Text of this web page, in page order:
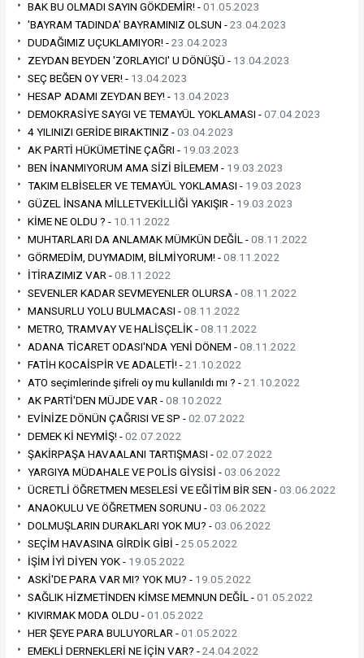
BAK BU OLMADI SAYIN GÖKDEMİR! -01.05.2023
'BAYRAM TADINDA' BAYRAMINIZ OLSUN -23.04.2023
DUDAĞIMIZ UÇUKLAMIYOR! -23.04.2023
ZEYDAN BEYDEN 'ZORLAYICI' U DÖNÜŞÜ - 13.04.2023
SEÇ BEĞEN OY VER! - 13.04.2023
HESAP ADAMI ZEYDAN BEY! - 13.04.2023
DEMOKRASİYE SAYGI VE TEMAYÜL YOKLAMASI -07.04.2023
4 YILINIZI GERİDE BIRAKTINIZ -03.04.2023
AK PARTİ HÜKÜMETİNE ÇAĞRI - 19.03.2023
BEN İNANMIYORUM AMA SİZİ BİLEMEM - 19.03.2023
TAKIM ELBİSELER VE TEMAYÜL YOKLAMASI - 19.03.2023
GÜZEL İNSANA MİLLETVEKİLLİĞİ YAKIŞIR - 19.03.2023
KİME NE OLDU ? - 10.11.2022
MUHTARLARI DA ANLAMAK MÜMKÜN DEĞİL -08.11.2022
GÖRMEDİM, DUYMADIM, BİLMİYORUM! -08.11.2022
İTİRAZIMIZ VAR -08.11.2022
SEVENLER KADAR SEVMEYENLER OLURSA -08.11.2022
MANSURLU YOLU BULMACASI -08.11.2022
METRO, TRAMVAY VE HALİSÇELİK -08.11.2022
ADANA TİCARET ODASI'NDA YENİ DÖNEM -08.11.2022
FATİH KOCAİSPİR VE ADALETİ! -21.10.2022
ATO seçimlerinde şifreli oy mu kullanıldı mı ? -21.10.2022
AK PARTİ'DEN MÜJDE VAR -08.10.2022
EVİNİZE DÖNÜN ÇAĞRISI VE SP -02.07.2022
DEMEK Kİ NEYMİŞ! -02.07.2022
ŞAKİRPAŞA HAVAALANI TARTIŞMASI -02.07.2022
YARGIYA MÜDAHALE VE POLİS GİYSİSİ -03.06.2022
ÜCRETLİ ÖĞRETMEN MESELESİ VE EĞİTİM BİR SEN -03.06.2022
ANAOKULU VE ÖĞRETMEN SORUNU -03.06.2022
DOLMUŞLARIN DURAKLARI YOK MU? -03.06.2022
SEÇİM HAVASINA GİRDİK GİBİ -25.05.2022
İŞİM İYİ DİYEN YOK - 19.05.2022
ASKİ'DE PARA VAR MI? YOK MU? - 19.05.2022
SAĞLIK HİZMETİNDEN KİMSE MEMNUN DEĞİL -01.05.2022
KIVIRMAK MODA OLDU -01.05.2022
HER ŞEYE PARA BULUYORLAR -01.05.2022
EMEKLİ DERNEKLERİ NE İÇİN VAR? -24.04.2022